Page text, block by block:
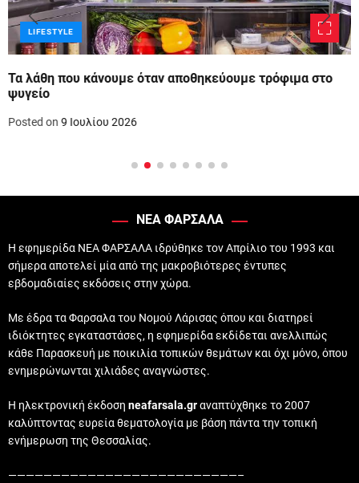
LIFESTYLE
Τα λάθη που κάνουμε όταν αποθηκεύουμε τρόφιμα στο
ψυγείο
Posted on 9 Ιουλίου 2026
ΝΕΑ ΦΑΡΣΑΛΑ
Η εφημερίδα ΝΕΑ ΦΑΡΣΑΛΑ ιδρύθηκε τον Απρίλιο του 1993 και
σήμερα αποτελεί μία από της μακροβιότερες έντυπες
εβδομαδιαίες εκδόσεις στην χώρα.
Με έδρα τα Φαρσαλα του Νομού Λάρισας όπου και διατηρεί
ιδιόκτητες εγκαταστάσες, η εφημερίδα εκδίδεται ανελλιπώς
κάθε Παρασκευή με ποικιλία τοπικών θεμάτων και όχι μόνο, όπου
ενημερώνωνται χιλιάδες αναγνώστες.
Η ηλεκτρονική έκδοση neafarsala.grαναπτύχθηκε το 2007
καλύπτοντας ευρεία θεματολογία με βάση πάντα την τοπική
ενήμερωση της Θεσσαλίας.
——————————————————————————–